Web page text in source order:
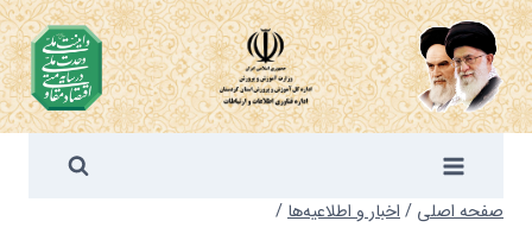
بازگشت
به
محتوا
صفحه اصلی /اخبار و اطلاعیه‌ها/